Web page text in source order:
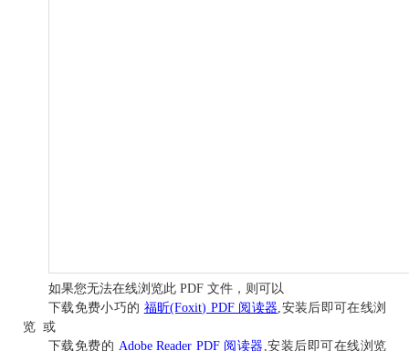
如果您无法在线浏览此 PDF 文件，则可以
下载免费小巧的 福昕(Foxit) PDF 阅读器,安装后即可在线浏
览 或
下载免费的 Adobe Reader PDF 阅读器 ,安装后即可在线浏览